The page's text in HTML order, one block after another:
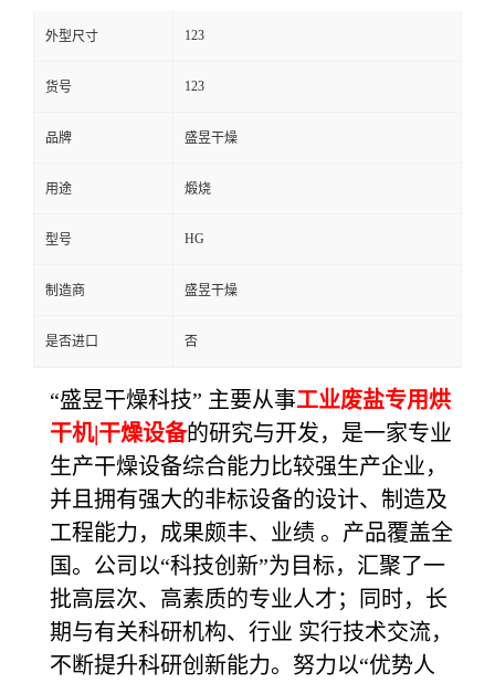
外型尺寸 123
货号 123
品牌 盛昱干燥
用途 煅烧
型号 HG
制造商 盛昱干燥
是否进口 否
“盛昱干燥科技” 主要从事工业废盐专用烘
干机|干燥设备的研究与开发，是一家专业
生产干燥设备综合能力比较强生产企业，
并且拥有强大的非标设备的设计、制造及
工程能力，成果颇丰、业绩 。产品覆盖全
国。公司以“科技创新”为目标，汇聚了一
批高层次、高素质的专业人才；同时，长
期与有关科研机构、行业 实行技术交流，
不断提升科研创新能力。努力以“优势人